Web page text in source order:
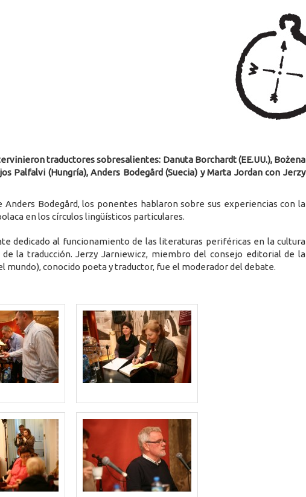
traductores sobresalientes: Danuta Borchardt (EE.UU.), Bożena
Palfalvi (Hungría), Anders Bodegård (Suecia) y Marta Jordan con Jerzy
Bodegård, los ponentes hablaron sobre sus experiencias con la
en los círculos lingüísticos particulares.
dedicado al funcionamiento de las literaturas periféricas en la cultura
la traducción. Jerzy Jarniewicz, miembro del consejo editorial de la
mundo), conocido poeta y traductor, fue el moderador del debate.